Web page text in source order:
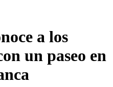
a los
un paseo en